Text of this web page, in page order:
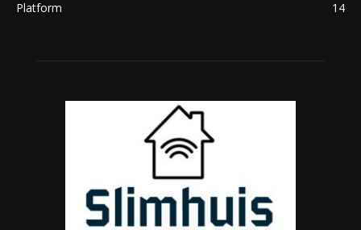
Platform
14